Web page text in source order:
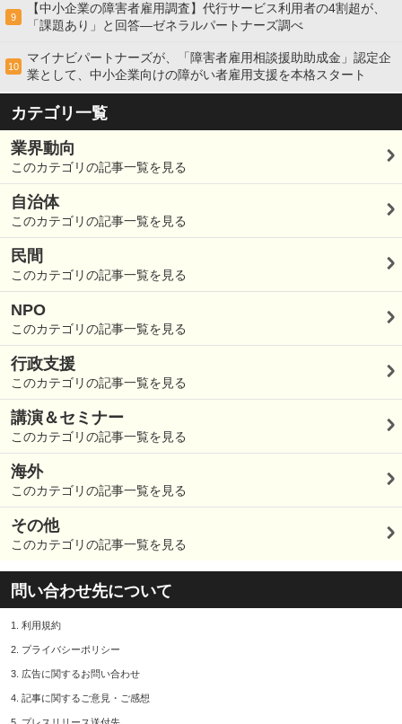
9
【中小企業の障害者雇用調査】代行サービス利用者の4割超が、
「課題あり」と回答―ゼネラルパートナーズ調べ
10
マイナビパートナーズが、「障害者雇用相談援助助成金」認定企
業として、中小企業向けの障がい者雇用支援を本格スタート
カテゴリ一覧
業界動向
このカテゴリの記事一覧を見る
自治体
このカテゴリの記事一覧を見る
民間
このカテゴリの記事一覧を見る
NPO
このカテゴリの記事一覧を見る
行政支援
このカテゴリの記事一覧を見る
講演＆セミナー
このカテゴリの記事一覧を見る
海外
このカテゴリの記事一覧を見る
その他
このカテゴリの記事一覧を見る
問い合わせ先について
1. 利用規約
2. プライバシーポリシー
3. 広告に関するお問い合わせ
4. 記事に関するご意見・ご感想